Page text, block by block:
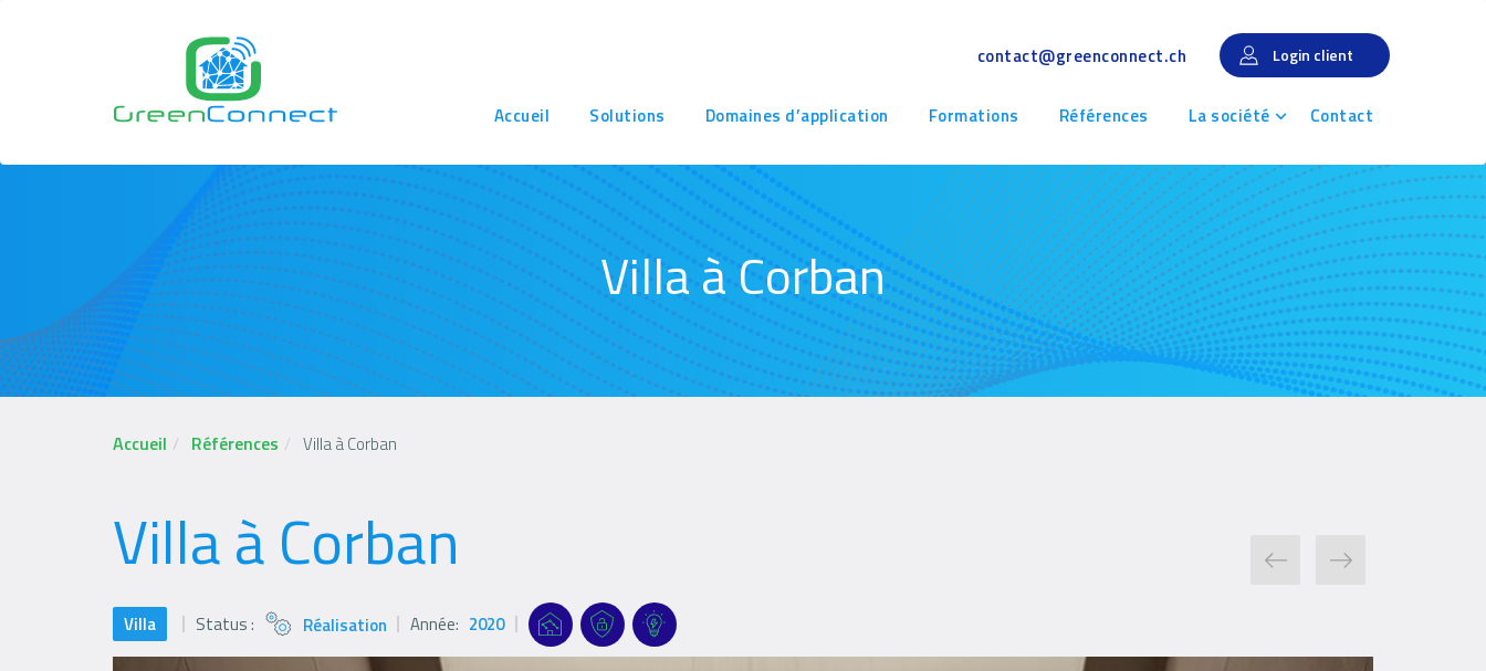
contact@greenconnect.ch Login client
Navigation
principale
Accueil Solutions Domaines d’application Formations Références La société Contact
Villa à Corban
Accueil Références Villa à Corban
Villa à Corban
Villa Status : Réalisation
Status
icon
Année: 2020
Références
Filter
Références
filters
Références
filters
Références
filters